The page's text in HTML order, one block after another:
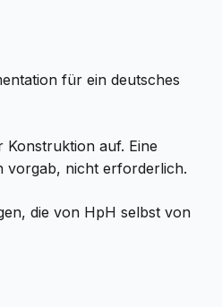
für ein deutsches
auf. Eine
vorgab, nicht erforderlich.
die von HpH selbst von